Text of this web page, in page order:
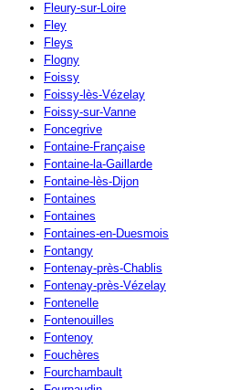
Fleury-sur-Loire
Fley
Fleys
Flogny
Foissy
Foissy-lès-Vézelay
Foissy-sur-Vanne
Foncegrive
Fontaine-Française
Fontaine-la-Gaillarde
Fontaine-lès-Dijon
Fontaines
Fontaines
Fontaines-en-Duesmois
Fontangy
Fontenay-près-Chablis
Fontenay-près-Vézelay
Fontenelle
Fontenouilles
Fontenoy
Fouchères
Fourchambault